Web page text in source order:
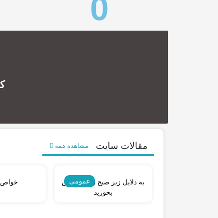
0
مقالات سایت مشاهده همه
به دلایل زیر صبح زود کشمش
بخورید
عمومی